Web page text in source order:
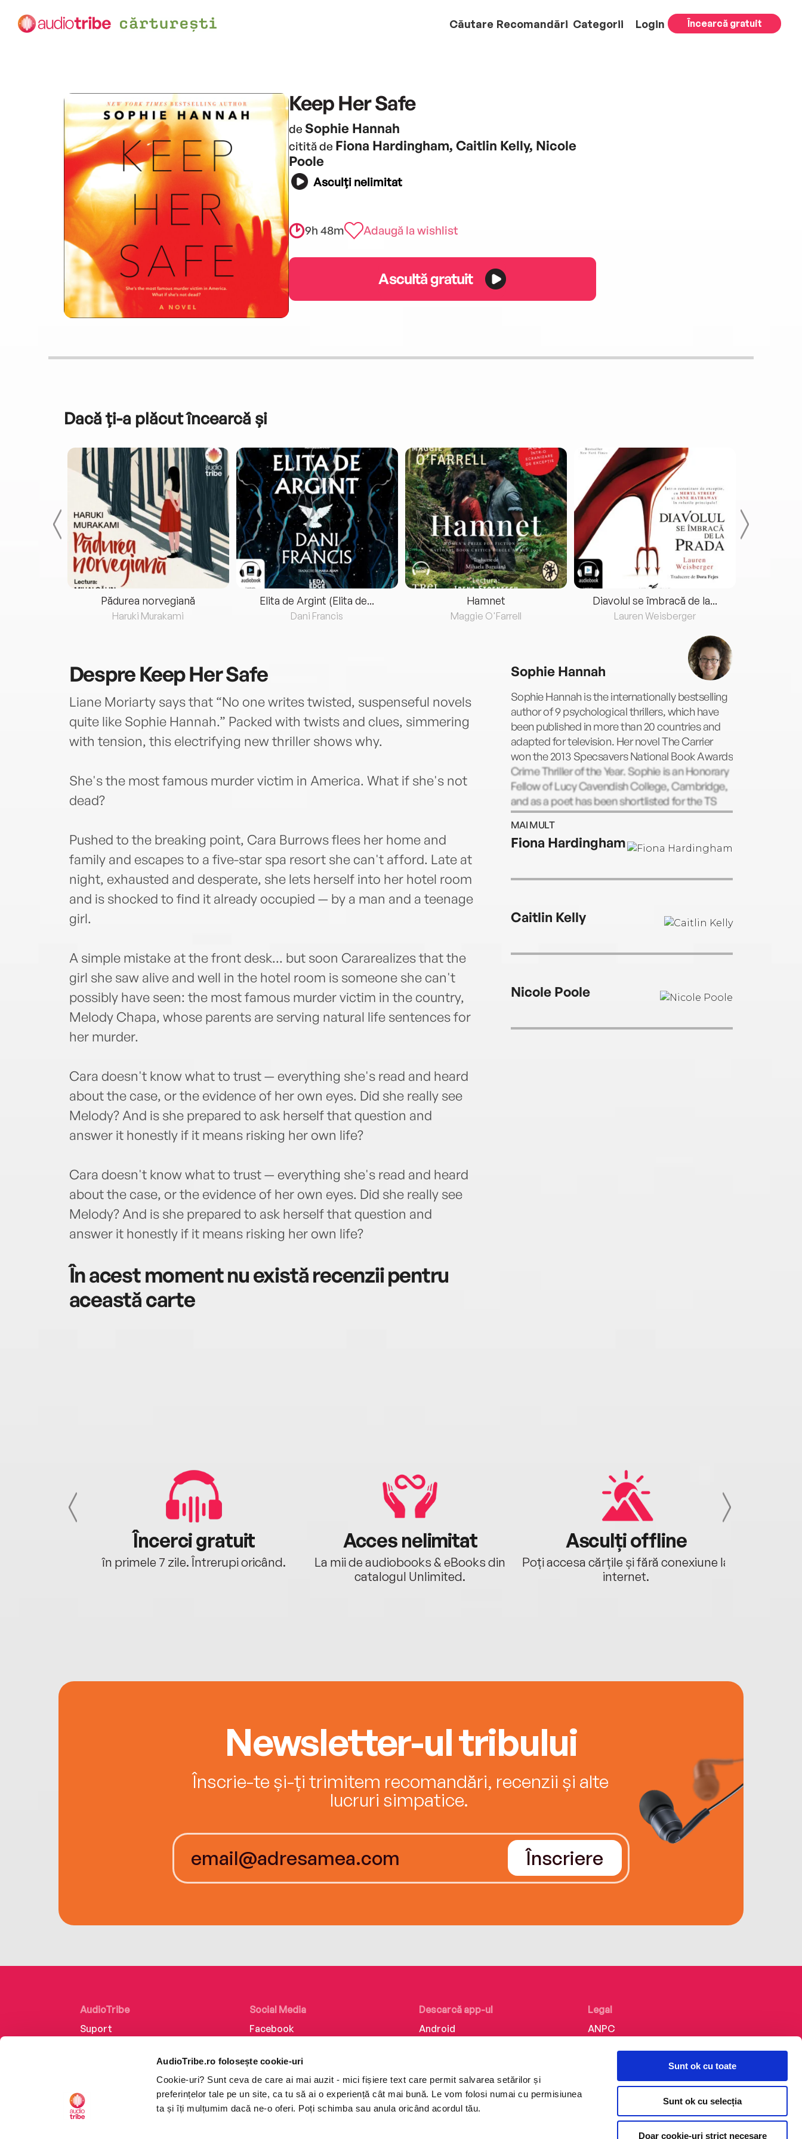
AudioTribe.ro folosește cookie-uri
Cookie-uri? Sunt ceva de care ai mai auzit - mici fișiere text care permit salvarea setărilor și
preferințelor tale pe un site, ca tu să ai o experiență cât mai bună. Le vom folosi numai cu permisiunea
ta și îți mulțumim dacă ne-o oferi. Poți schimba sau anula oricând acordul tău.
Sunt ok cu toate
Sunt ok cu selecția
Doar cookie-uri strict necesare
Căutare Recomandări Categorii Login Încearcă gratuit
Keep Her Safe
de Sophie Hannah
citită de Fiona Hardingham, Caitlin Kelly, Nicole
Poole
Asculți nelimitat
9h 48m Adaugă la wishlist
Ascultă gratuit
Dacă ți-a plăcut încearcă și
Pădurea norvegiană
Haruki Murakami
Elita de Argint (Elita de...
Dani Francis
Hamnet
Maggie O'Farrell
Diavolul se îmbracă de la...
Lauren Weisberger
DespreKeep Her Safe
Liane Moriarty says that “No one writes twisted, suspenseful novels
quite like Sophie Hannah.” Packed with twists and clues, simmering
with tension, this electrifying new thriller shows why.
She's the most famous murder victim in America. What if she's not
dead?
Pushed to the breaking point, Cara Burrows flees her home and
family and escapes to a five-star spa resort she can't afford. Late at
night, exhausted and desperate, she lets herself into her hotel room
and is shocked to find it already occupied — by a man and a teenage
girl.
A simple mistake at the front desk... but soon Cararealizes that the
girl she saw alive and well in the hotel room is someone she can't
possibly have seen: the most famous murder victim in the country,
Melody Chapa, whose parents are serving natural life sentences for
her murder.
Cara doesn't know what to trust — everything she's read and heard
about the case, or the evidence of her own eyes. Did she really see
Melody? And is she prepared to ask herself that question and
answer it honestly if it means risking her own life?
Cara doesn't know what to trust — everything she's read and heard
about the case, or the evidence of her own eyes. Did she really see
Melody? And is she prepared to ask herself that question and
answer it honestly if it means risking her own life?
În acest moment nu există recenzii pentru
această carte
Sophie Hannah
Sophie Hannah is the internationally bestselling
author of 9 psychological thrillers, which have
been published in more than 20 countries and
adapted for television. Her novel The Carrier
won the 2013 Specsavers National Book Awards
Crime Thriller of the Year. Sophie is an Honorary
Fellow of Lucy Cavendish College, Cambridge,
and as a poet has been shortlisted for the TS
Eliot Prize.
MAI MULT
Fiona Hardingham
Caitlin Kelly
Nicole Poole
Încerci gratuit
în primele 7 zile. Întrerupi oricând.
Acces nelimitat
La mii de audiobooks & eBooks din
catalogul Unlimited.
Asculți offline
Poți accesa cărțile și fără conexiune la
internet.
Newsletter-ul tribului
Înscrie-te și-ți trimitem recomandări, recenzii și alte
lucruri simpatice.
Înscriere
AudioTribe
Suport
Retragere din comandă
Social Media
Facebook
Instagram
TikTok
Descarcă app-ul
Android
Legal
ANPC
Politica de confidențialitate
Termeni și condiții